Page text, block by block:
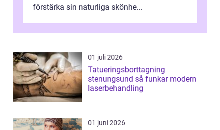
förstärka sin naturliga skönhe...
01 juli 2026
Tatueringsborttagning
stenungsund så funkar modern
laserbehandling
01 juni 2026